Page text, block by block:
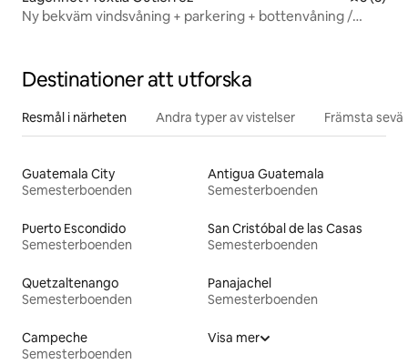
Ny bekväm vindsvåning + parkering + bottenvåning /
Destinationer att utforska
Resmål i närheten Andra typer av vistelser Främsta
Guatemala City
Semesterboenden
Antigua Guatemala
Semesterboenden
Puerto Escondido
Semesterboenden
San Cristóbal de las Casas
Semesterboenden
Quetzaltenango
Semesterboenden
Panajachel
Semesterboenden
Campeche
Semesterboenden
Visa mer